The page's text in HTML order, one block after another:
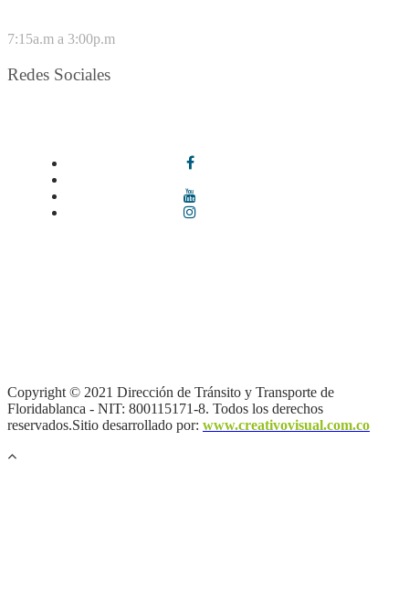
7:15a.m a 3:00p.m
Redes Sociales
Copyright © 2021 Dirección de Tránsito y Transporte de
Floridablanca - NIT: 800115171-8. Todos los derechos
reservados.Sitio desarrollado por: www.creativovisual.com.co